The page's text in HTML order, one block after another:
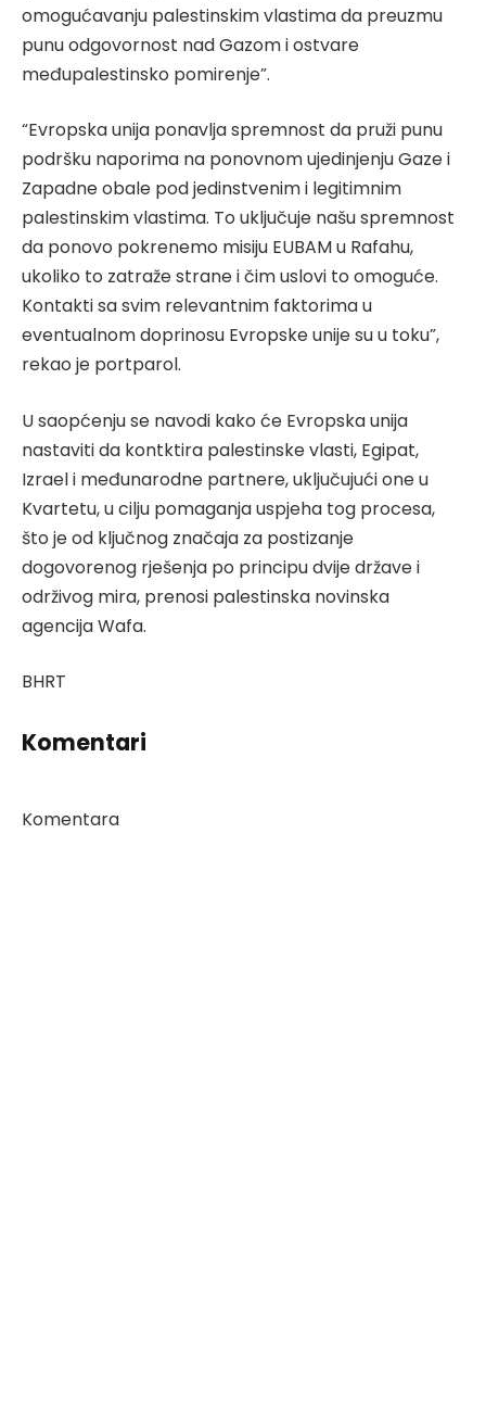
omogućavanju palestinskim vlastima da preuzmu
punu odgovornost nad Gazom i ostvare
međupalestinsko pomirenje”.
“Evropska unija ponavlja spremnost da pruži punu
podršku naporima na ponovnom ujedinjenju Gaze i
Zapadne obale pod jedinstvenim i legitimnim
palestinskim vlastima. To uključuje našu spremnost
da ponovo pokrenemo misiju EUBAM u Rafahu,
ukoliko to zatraže strane i čim uslovi to omoguće.
Kontakti sa svim relevantnim faktorima u
eventualnom doprinosu Evropske unije su u toku”,
rekao je portparol.
U saopćenju se navodi kako će Evropska unija
nastaviti da kontktira palestinske vlasti, Egipat,
Izrael i međunarodne partnere, uključujući one u
Kvartetu, u cilju pomaganja uspjeha tog procesa,
što je od ključnog značaja za postizanje
dogovorenog rješenja po principu dvije države i
održivog mira, prenosi palestinska novinska
agencija Wafa.
BHRT
Komentari
Komentara